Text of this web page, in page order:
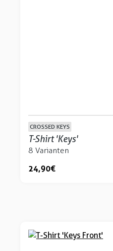
CROSSED KEYS
T-Shirt 'Keys'
8 Varianten
24,90 €